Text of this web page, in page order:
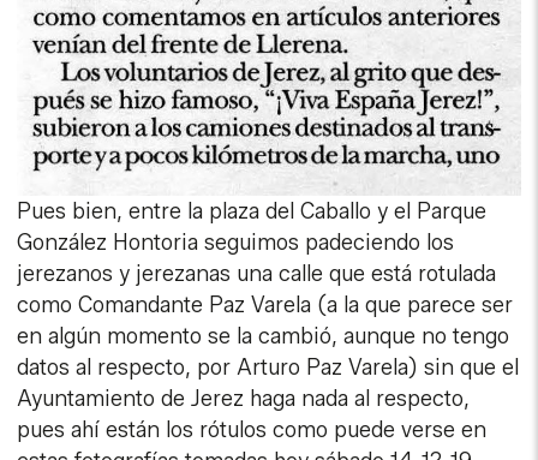
Pues bien, entre la plaza del Caballo y el Parque
González Hontoria seguimos padeciendo los
jerezanos y jerezanas una calle que está rotulada
como Comandante Paz Varela (a la que parece ser
en algún momento se la cambió, aunque no tengo
datos al respecto, por Arturo Paz Varela) sin que el
Ayuntamiento de Jerez haga nada al respecto,
pues ahí están los rótulos como puede verse en